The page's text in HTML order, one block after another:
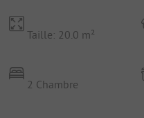
Taille: 20.0 m²
2 Chambre